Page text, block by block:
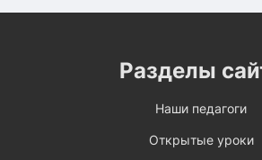
Разделы
Наши педагоги
Открытые уроки